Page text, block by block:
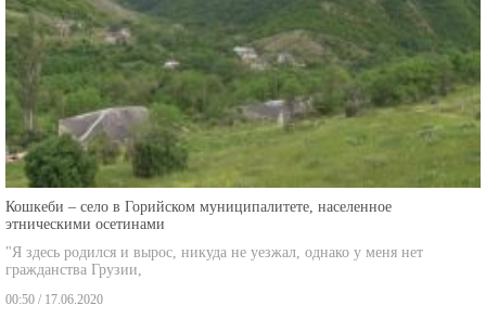
Кошкеби – село в Горийском муниципалитете, населенное
этническими осетинами
"Я здесь родился и вырос, никуда не уезжал, однако у меня нет
гражданства Грузии,
00:50 / 17.06.2020